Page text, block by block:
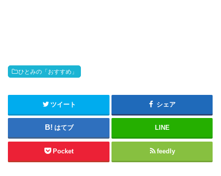
ひとみの「おすすめ」
ツイート シェア
はてブ LINE
Pocket feedly